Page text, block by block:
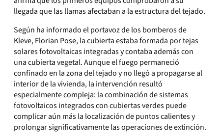
llegada que las llamas afectaban a la estructura del tejado.
Según ha informado el portavoz de los bomberos de
Kleve, Florian Pose, la cubierta estaba formada por tejas
solares fotovoltaicas integradas y contaba además con
una cubierta vegetal. Aunque el fuego permaneció
confinado en la zona del tejado y no llegó a propagarse al
interior de la vivienda, la intervención resultó
especialmente compleja: la combinación de sistemas
fotovoltaicos integrados con cubiertas verdes puede
complicar aún más la localización de puntos calientes y
prolongar significativamente las operaciones de extinción.